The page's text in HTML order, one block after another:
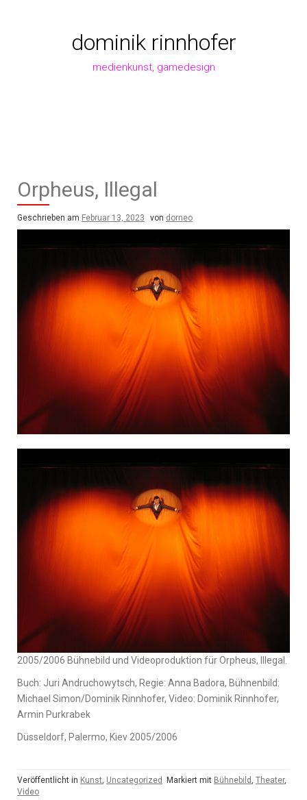
dominik rinnhofer
medienkunst, gamedesign
Orpheus, Illegal
Geschrieben am Februar 13, 2023 von dorneo
2005/2006 Bühnebild und Videoproduktion für Orpheus, Illegal.
Buch: Juri Andruchowytsch, Regie: Anna Badora, Bühnenbild:
Michael Simon/Dominik Rinnhofer, Video: Dominik Rinnhofer,
Armin Purkrabek
Düsseldorf, Palermo, Kiev 2005/2006
Veröffentlicht in Kunst, Uncategorized Markiert mit Bühnebild, Theater,
Video